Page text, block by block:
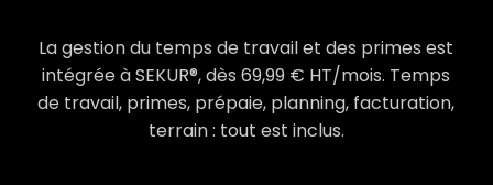
La gestion du temps de travail et des primes est
intégrée à SEKUR®, dès 69,99 € HT/mois. Temps
de travail, primes, prépaie, planning, facturation,
terrain : tout est inclus.